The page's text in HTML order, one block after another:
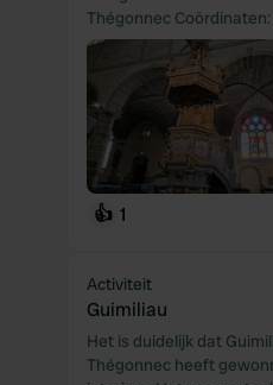
Thégonnec
👍 1
Activiteit
Guimiliau
Het is duidelijk dat
Thégonnec heeft